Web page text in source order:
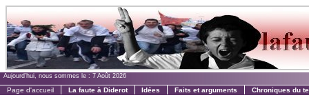
Aujourd'hui, nous sommes le : 7 Août 2026
Page d'accueil La faute à Diderot Idées Faits et arguments Chroniques du